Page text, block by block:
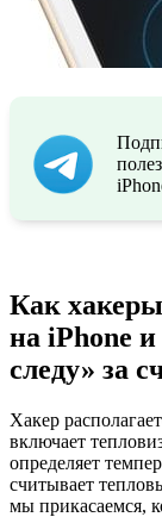
Как
на iPhone
следу» за
Хакер
включает
определяет
считывает
мы прикасаемся,